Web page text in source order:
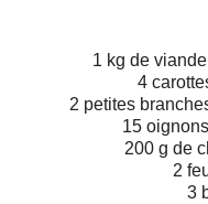
1 kg de
4
2 petites
15
200 g de
2
3